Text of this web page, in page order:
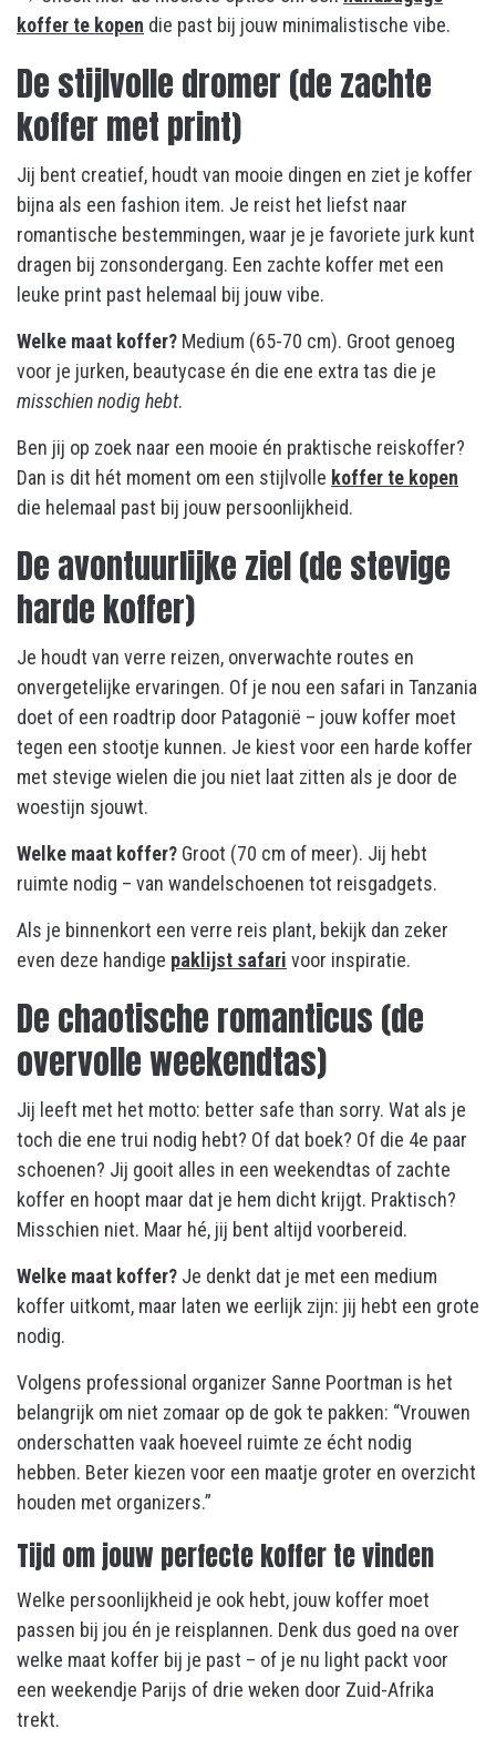
koffer te kopen die past bij jouw minimalistische vibe.
De stijlvolle dromer (de zachte
koffer met print)
Jij bent creatief, houdt van mooie dingen en ziet je koffer
bijna als een fashion item. Je reist het liefst naar
romantische bestemmingen, waar je je favoriete jurk kunt
dragen bij zonsondergang. Een zachte koffer met een
leuke print past helemaal bij jouw vibe.
Welke maat koffer? Medium (65-70 cm). Groot genoeg
voor je jurken, beautycase én die ene extra tas die je
misschien nodig hebt.
Ben jij op zoek naar een mooie én praktische reiskoffer?
Dan is dit hét moment om een stijlvolle koffer te kopen
die helemaal past bij jouw persoonlijkheid.
De avontuurlijke ziel (de stevige
harde koffer)
Je houdt van verre reizen, onverwachte routes en
onvergetelijke ervaringen. Of je nou een safari in Tanzania
doet of een roadtrip door Patagonië – jouw koffer moet
tegen een stootje kunnen. Je kiest voor een harde koffer
met stevige wielen die jou niet laat zitten als je door de
woestijn sjouwt.
Welke maat koffer? Groot (70 cm of meer). Jij hebt
ruimte nodig – van wandelschoenen tot reisgadgets.
Als je binnenkort een verre reis plant, bekijk dan zeker
even deze handige paklijst safari voor inspiratie.
De chaotische romanticus (de
overvolle weekendtas)
Jij leeft met het motto: better safe than sorry. Wat als je
toch die ene trui nodig hebt? Of dat boek? Of die 4e paar
schoenen? Jij gooit alles in een weekendtas of zachte
koffer en hoopt maar dat je hem dicht krijgt. Praktisch?
Misschien niet. Maar hé, jij bent altijd voorbereid.
Welke maat koffer? Je denkt dat je met een medium
koffer uitkomt, maar laten we eerlijk zijn: jij hebt een grote
nodig.
Volgens professional organizer Sanne Poortman is het
belangrijk om niet zomaar op de gok te pakken: “Vrouwen
onderschatten vaak hoeveel ruimte ze écht nodig
hebben. Beter kiezen voor een maatje groter en overzicht
houden met organizers.”
Tijd om jouw perfecte koffer te vinden
Welke persoonlijkheid je ook hebt, jouw koffer moet
passen bij jou én je reisplannen. Denk dus goed na over
welke maat koffer bij je past – of je nu light packt voor
een weekendje Parijs of drie weken door Zuid-Afrika
trekt.